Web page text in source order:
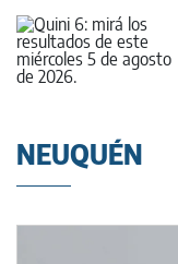
NEUQUÉN